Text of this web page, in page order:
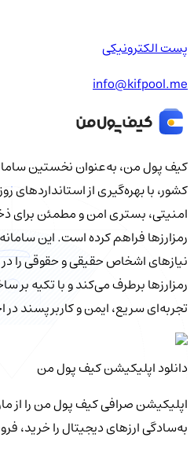
پست الکترونیکی
info@kifpool.me
کیف‌ پول من، به‌عنوان نخستین
کشور، با بهره‌گیری از استانداردهای
امنیتی، بستری امن و مطمئن برای
رمزارزها فراهم کرده است. این
نیازهای اشخاص حقیقی و حقوقی را در
رمزارزها برطرف می‌کند و با تکیه بر
تجربه‌ای سریع، ایمن و کاربرپسند در
دانلود اپلیکیشن کیف‌ پول من
اپلیکیشن صرافی کیف پول من را از
به‌سادگی ارزهای دیجیتال را خرید،